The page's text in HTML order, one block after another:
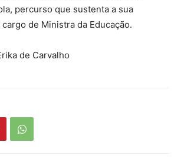
percurso que sustenta a sua
de Ministra da Educação.
de Carvalho